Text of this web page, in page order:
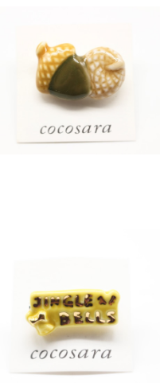
有田焼ブローチ どんぐり 2
¥1,000
焼ブローチ 「JINGLE BELLS」
¥1,000